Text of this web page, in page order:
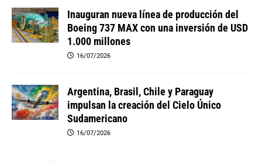
Inauguran nueva línea de producción del
Boeing 737 MAX con una inversión de USD
1.000 millones
16/07/2026
Argentina, Brasil, Chile y Paraguay
impulsan la creación del Cielo Único
Sudamericano
16/07/2026